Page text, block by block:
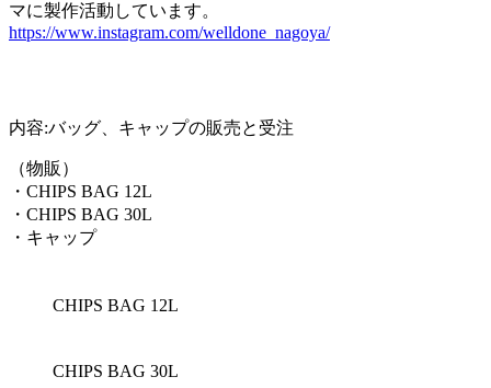
マに製作活動しています。
https://www.instagram.com/welldone_nagoya/
内容:バッグ、キャップの販売と受注
（物販）
・CHIPS BAG 12L
・CHIPS BAG 30L
・キャップ
CHIPS BAG 12L
CHIPS BAG 30L